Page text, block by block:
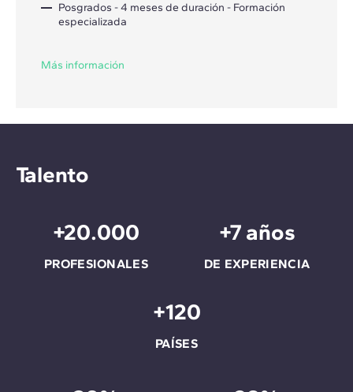
Posgrados - 4 meses de duración - Formación
especializada
Más información
Talento
+20.000
PROFESIONALES
+7 años
DE EXPERIENCIA
+120
PAÍSES